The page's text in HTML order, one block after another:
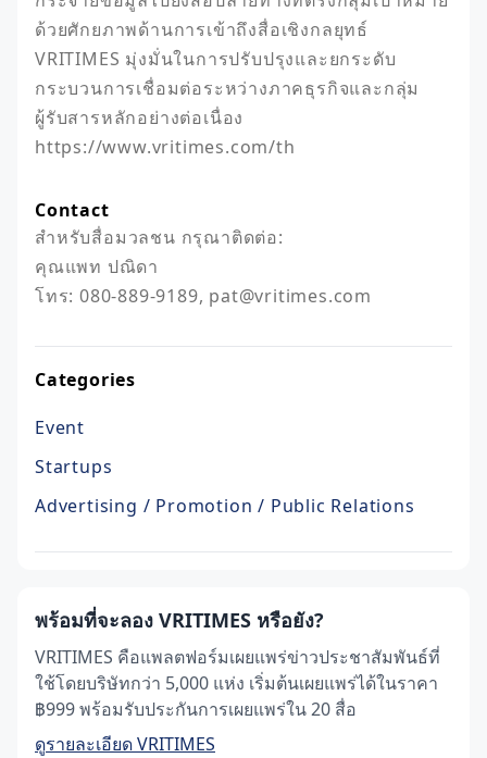
ด้วยศักยภาพด้านการเข้าถึงสื่อเชิงกลยุทธ์
VRITIMES มุ่งมั่นในการปรับปรุงและยกระดับ
กระบวนการเชื่อมต่อระหว่างภาคธุรกิจและกลุ่ม
ผู้รับสารหลักอย่างต่อเนื่อง
https://www.vritimes.com/th
Contact
สำหรับสื่อมวลชน กรุณาติดต่อ:
คุณแพท ปณิดา
Categories
Event
Startups
Advertising / Promotion / Public Relations
พร้อมที่จะลอง VRITIMES หรือยัง?
VRITIMES คือแพลตฟอร์มเผยแพร่ข่าวประชาสัมพันธ์ที่
ใช้โดยบริษัทกว่า 5,000 แห่ง เริ่มต้นเผยแพร่ได้ในราคา
฿999 พร้อมรับประกันการเผยแพร่ใน 20 สื่อ
ดูรายละเอียด VRITIMES